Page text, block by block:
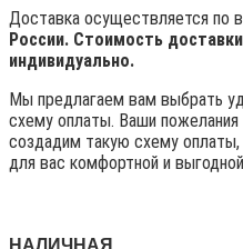
Доставка осуществляется по
России. Стоимость
индивидуально.
Мы предлагаем вам выбрать
схему оплаты. Ваши
создадим такую схему
для вас комфортной и